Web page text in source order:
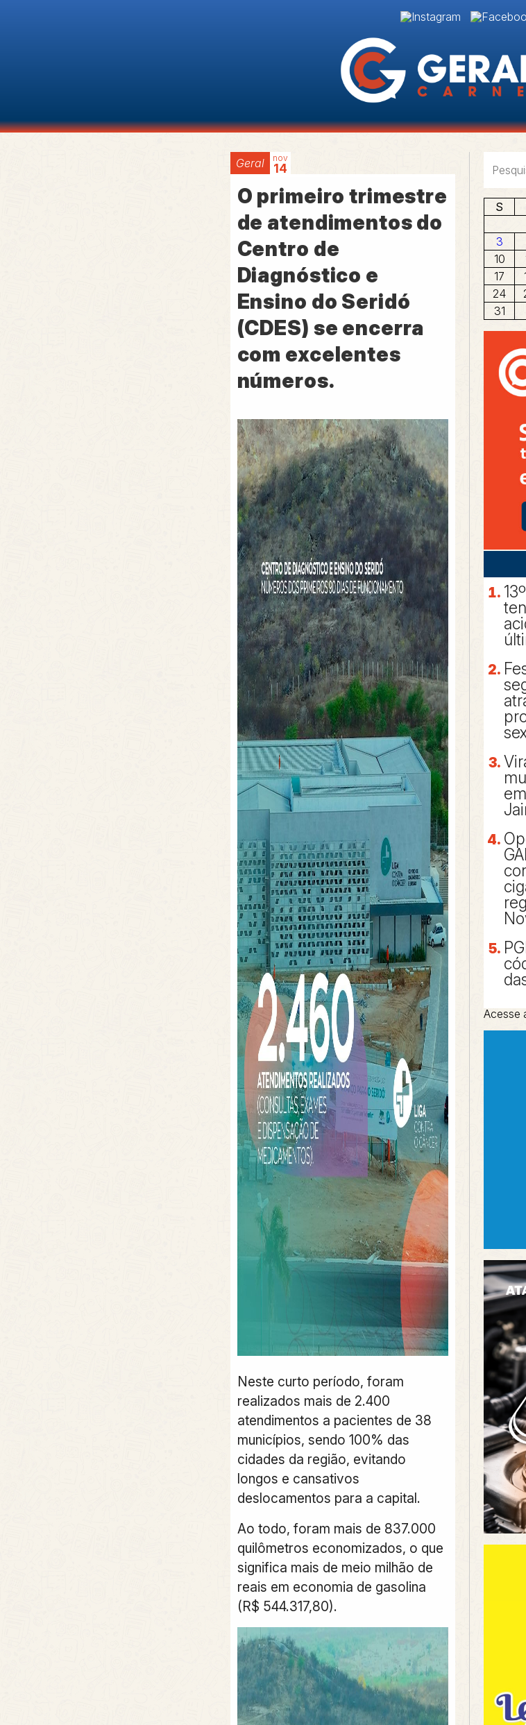
Geral 14
nov
O primeiro trimestre
de atendimentos do
Centro de
Diagnóstico e
Ensino do Seridó
(CDES) se encerra
com excelentes
números.
Neste curto período, foram
realizados mais de 2.400
atendimentos a pacientes de 38
municípios, sendo 100% das
cidades da região, evitando
longos e cansativos
deslocamentos para a capital.
Ao todo, foram mais de 837.000
quilômetros economizados, o que
significa mais de meio milhão de
reais em economia de gasolina
(R$ 544.317,80).
S
3
10
17
24
31
Acesse